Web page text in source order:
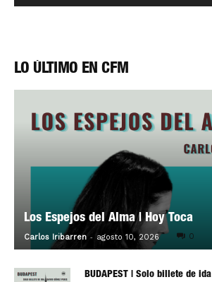
LO ÚLTIMO EN CFM
Los Espejos del Alma | Hoy Toca
Carlos Iribarren - agosto 10, 2026 0
BUDAPEST | Solo billete de ida